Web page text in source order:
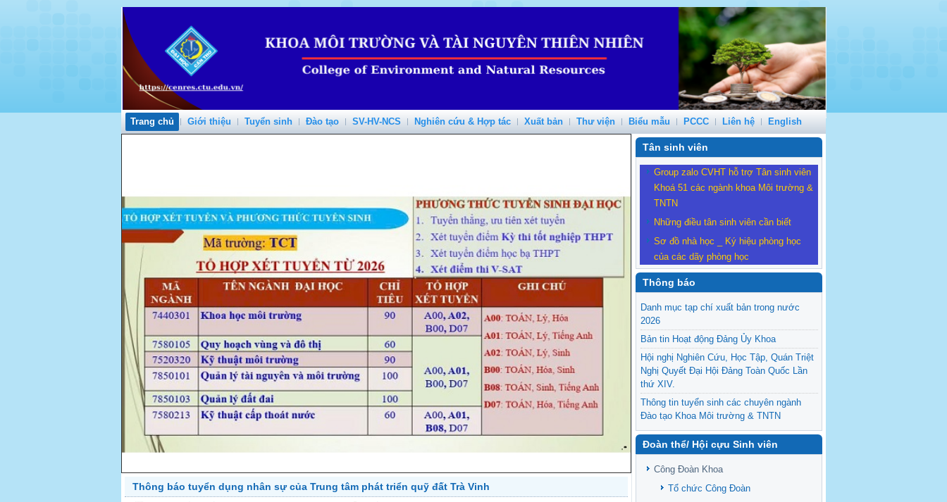
Trang chủ Giới thiệu Tuyển sinh Đào tạo SV-HV-NCS Nghiên cứu & Hợp tác Xuất bản Thư viện Biểu mẫu PCCC Liên hệ English
Thông báo tuyển dụng nhân sự của Trung tâm phát triển quỹ đất Trà Vinh
Tân sinh viên
Group zalo CVHT hỗ trợ Tân sinh viên
Khoá 51 các ngành khoa Môi trường &
TNTN
Những điều tân sinh viên cần biết
Sơ đồ nhà học _ Ký hiệu phòng học
của các dãy phòng học
Thông báo
Danh mục tạp chí xuất bản trong nước
2026
Bản tin Hoạt động Đảng Ủy Khoa
Hội nghị Nghiên Cứu, Học Tập, Quán Triệt
Nghị Quyết Đại Hội Đảng Toàn Quốc Lần
thứ XIV.
Thông tin tuyển sinh các chuyên ngành
Đào tạo Khoa Môi trường & TNTN
Feasibility evaluation of using cattle
manure for biogas production: A case study
Vietnamese Mekong Delta
Sediment properties in flood-based farming
Đoàn thể/ Hội cựu Sinh viên
Công Đoàn Khoa
Tổ chức Công Đoàn